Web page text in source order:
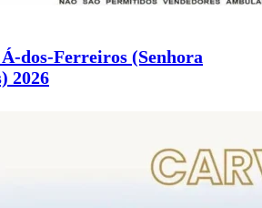
Á-dos-Ferreiros (Senhora
2026